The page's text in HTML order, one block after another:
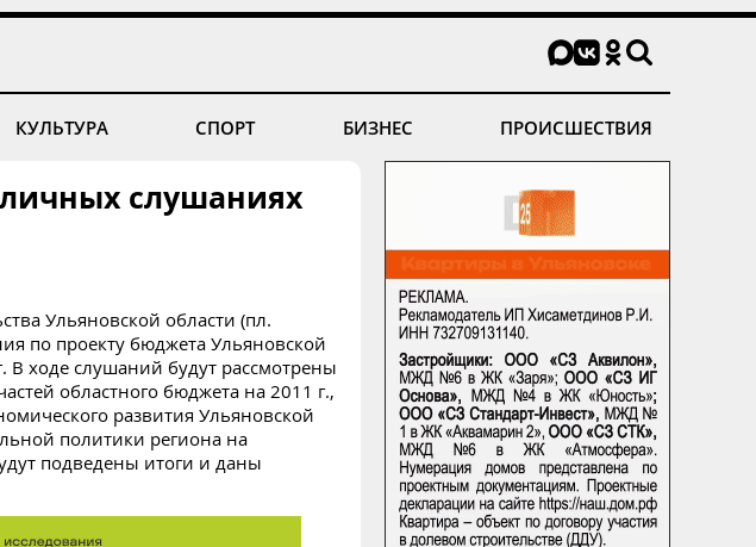
КУЛЬТУРА СПОРТ БИЗНЕС ПРОИСШЕСТВИЯ
слушаниях
Ульяновской области (пл.
по проекту бюджета Ульяновской
ходе слушаний будут рассмотрены
областного бюджета на 2011 г.,
развития Ульяновской
политики региона на
подведены итоги и даны